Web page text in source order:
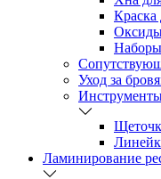
Краска
Уход за
Ламинирование